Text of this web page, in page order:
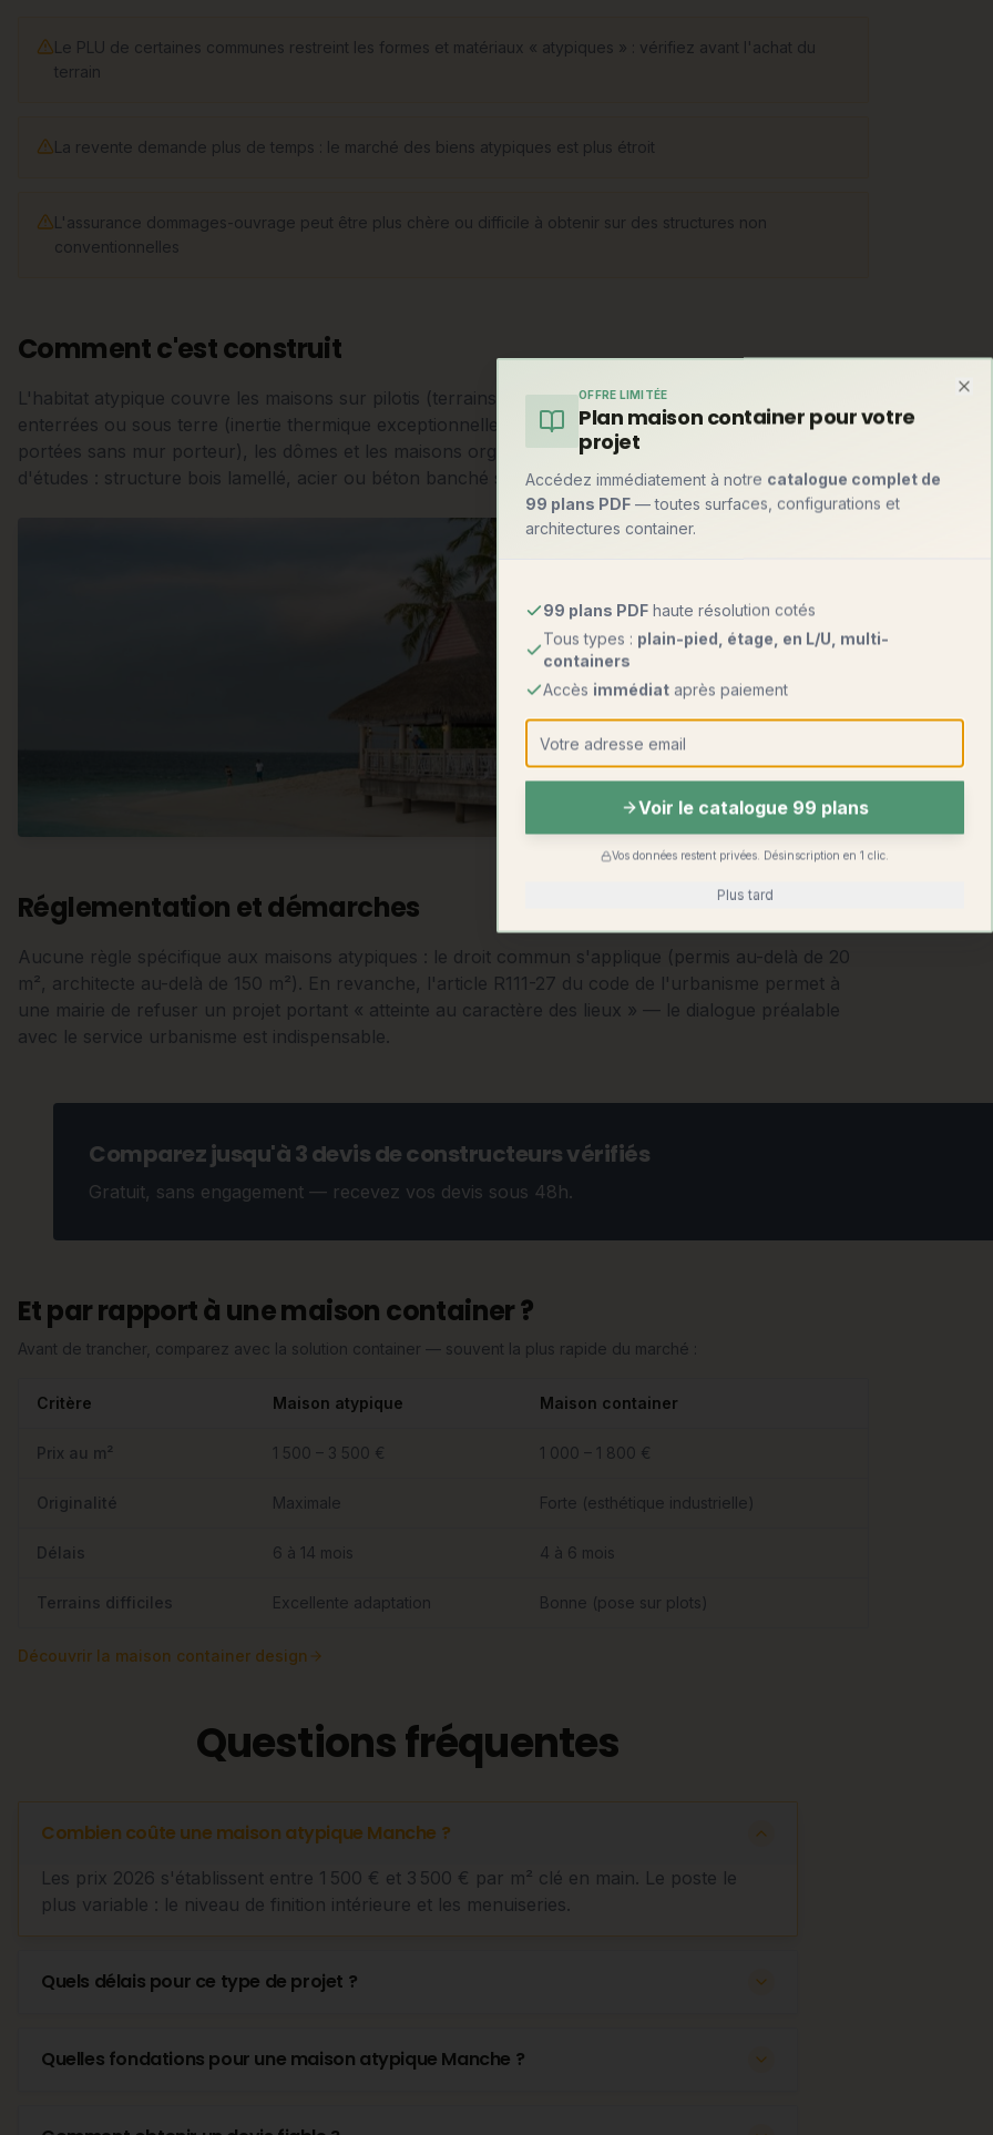
Le PLU de certaines communes restreint les formes et matériaux « atypiques » : vérifiez avant l'achat du
terrain
La revente demande plus de temps : le marché des biens atypiques est plus étroit
L'assurance dommages-ouvrage peut être plus chère ou difficile à obtenir sur des structures non
conventionnelles
Comment c'est construit
L'habitat atypique couvre les maisons sur pilotis (terrains en pente ou inondables), les maisons semi-
enterrées ou sous terre (inertie thermique exceptionnelle), les structures métalliques (grandes
portées sans mur porteur), les dômes et les maisons organiques. Chaque forme impose son bureau
d'études : structure bois lamellé, acier ou béton banché selon le concept.
Réglementation et démarches
Aucune règle spécifique aux maisons atypiques : le droit commun s'applique (permis au-delà de 20
m², architecte au-delà de 150 m²). En revanche, l'article R111-27 du code de l'urbanisme permet à
une mairie de refuser un projet portant « atteinte au caractère des lieux » — le dialogue préalable
avec le service urbanisme est indispensable.
Comparez jusqu'à 3 devis de constructeurs vérifiés
Gratuit, sans engagement — recevez vos devis sous 48h.
Et par rapport à une maison container ?
Avant de trancher, comparez avec la solution container — souvent la plus rapide du marché :
Critère Maison atypique Maison container
Prix au m² 1 500 – 3 500 € 1 000 – 1 800 €
Originalité Maximale Forte (esthétique industrielle)
Délais 6 à 14 mois 4 à 6 mois
Terrains difficiles Excellente adaptation Bonne (pose sur plots)
Découvrir la maison container design
Questions fréquentes
Combien coûte une maison atypique Manche ?
Les prix 2026 s'établissent entre 1 500 € et 3 500 € par m² clé en main. Le poste le
plus variable : le niveau de finition intérieure et les menuiseries.
Quels délais pour ce type de projet ?
Quelles fondations pour une maison atypique Manche ?
OFFRE LIMITÉE
Plan maison container pour votre
projet
Accédez immédiatement à notre catalogue complet de
99 plans PDF — toutes surfaces, configurations et
architectures container.
99 plans PDF haute résolution cotés
Tous types : plain-pied, étage, en L/U, multi-
containers
Accès immédiat après paiement
Voir le catalogue 99 plans
Vos données restent privées. Désinscription en 1 clic.
Plus tard